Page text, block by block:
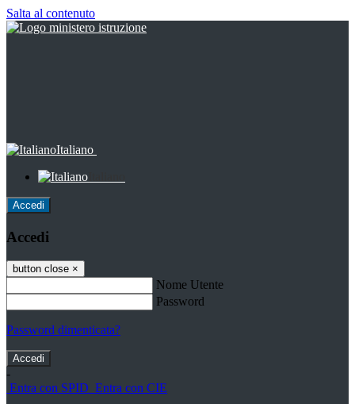
Salta al contenuto
Italiano
Accedi
Accedi
button close ×
Nome Utente
Password
Password dimenticata?
-
Entra con SPID Entra con CIE